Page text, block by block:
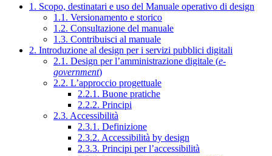
1. Scopo, destinatari e uso del Manuale operativo di design
1.1. Versionamento e storico
1.2. Consultazione del manuale
1.3. Contribuisci al manuale
2. Introduzione al design per i servizi pubblici digitali
2.1. Design per l’amministrazione digitale (e-
government)
2.2. L’approccio progettuale
2.2.1. Buone pratiche
2.2.2. Principi
2.3. Accessibilità
2.3.1. Definizione
2.3.2. Accessibilità by design
2.3.3. Principi per l’accessibilità